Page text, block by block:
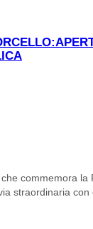
commemora
straordinaria